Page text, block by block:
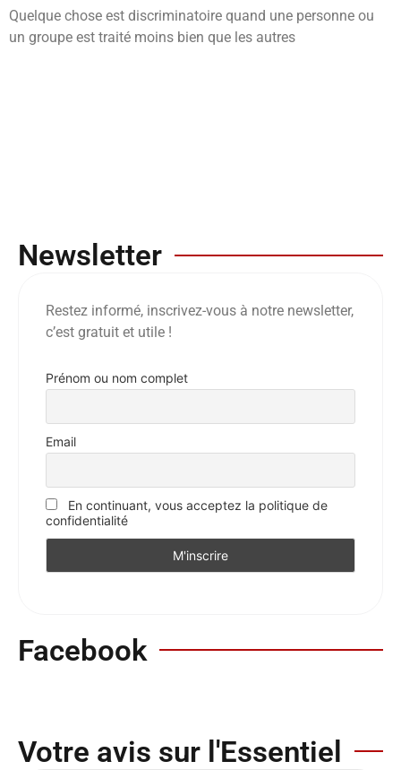
Quelque chose est discriminatoire quand une personne ou
un groupe est traité moins bien que les autres
Newsletter
Restez informé, inscrivez-vous à notre newsletter,
c’est gratuit et utile !
Prénom ou nom complet
Email
En continuant, vous acceptez la politique de
confidentialité
Facebook
Votre avis sur l'Essentiel